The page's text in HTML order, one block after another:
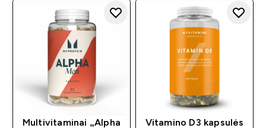
Multivitaminai „Alpha
Vitamino D3 kapsulės